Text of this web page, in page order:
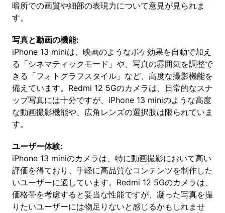
暗所での画質や細部の表現力について意見が見られま
す。
写真と動画の機能:
iPhone 13 miniは、映画のようなボケ効果を自動で加え
る「シネマティックモード」や、写真の雰囲気を調整で
きる「フォトグラフスタイル」など、高度な撮影機能を
備えています。Redmi 12 5Gのカメラは、日常的なスナ
ップ写真には十分ですが、iPhone 13 miniのような高度
な動画撮影機能や、広角レンズの選択肢は限られていま
す。
ユーザー体験:
iPhone 13 miniのカメラは、特に動画撮影において高い
評価を得ており、手軽に高品質なコンテンツを制作した
いユーザーに適しています。Redmi 12 5Gのカメラは、
価格帯を考慮すると妥当な性能ですが、凝った写真を撮
りたいユーザーには物足りないと感じるかもしれませ